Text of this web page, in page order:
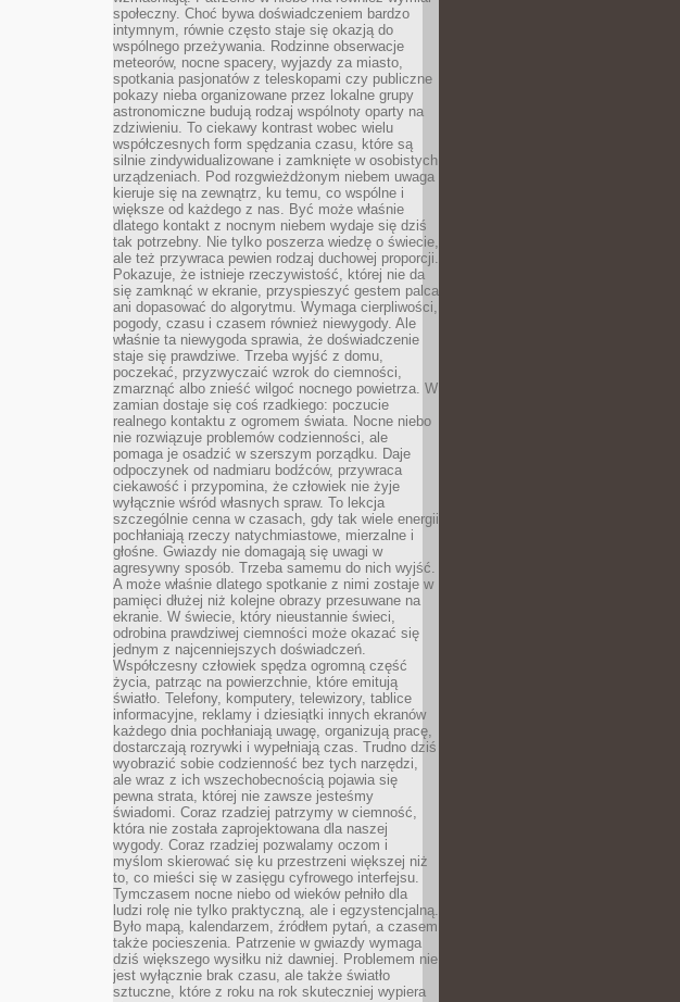
społeczny. Choć bywa doświadczeniem bardzo
intymnym, równie często staje się okazją do
wspólnego przeżywania. Rodzinne obserwacje
meteorów, nocne spacery, wyjazdy za miasto,
spotkania pasjonatów z teleskopami czy publiczne
pokazy nieba organizowane przez lokalne grupy
astronomiczne budują rodzaj wspólnoty oparty na
zdziwieniu. To ciekawy kontrast wobec wielu
współczesnych form spędzania czasu, które są
silnie zindywidualizowane i zamknięte w osobistych
urządzeniach. Pod rozgwieżdżonym niebem uwaga
kieruje się na zewnątrz, ku temu, co wspólne i
większe od każdego z nas. Być może właśnie
dlatego kontakt z nocnym niebem wydaje się dziś
tak potrzebny. Nie tylko poszerza wiedzę o świecie,
ale też przywraca pewien rodzaj duchowej proporcji.
Pokazuje, że istnieje rzeczywistość, której nie da
się zamknąć w ekranie, przyspieszyć gestem palca
ani dopasować do algorytmu. Wymaga cierpliwości,
pogody, czasu i czasem również niewygody. Ale
właśnie ta niewygoda sprawia, że doświadczenie
staje się prawdziwe. Trzeba wyjść z domu,
poczekać, przyzwyczaić wzrok do ciemności,
zmarznąć albo znieść wilgoć nocnego powietrza. W
zamian dostaje się coś rzadkiego: poczucie
realnego kontaktu z ogromem świata. Nocne niebo
nie rozwiązuje problemów codzienności, ale
pomaga je osadzić w szerszym porządku. Daje
odpoczynek od nadmiaru bodźców, przywraca
ciekawość i przypomina, że człowiek nie żyje
wyłącznie wśród własnych spraw. To lekcja
szczególnie cenna w czasach, gdy tak wiele energii
pochłaniają rzeczy natychmiastowe, mierzalne i
głośne. Gwiazdy nie domagają się uwagi w
agresywny sposób. Trzeba samemu do nich wyjść.
A może właśnie dlatego spotkanie z nimi zostaje w
pamięci dłużej niż kolejne obrazy przesuwane na
ekranie. W świecie, który nieustannie świeci,
odrobina prawdziwej ciemności może okazać się
jednym z najcenniejszych doświadczeń.
Współczesny człowiek spędza ogromną część
życia, patrząc na powierzchnie, które emitują
światło. Telefony, komputery, telewizory, tablice
informacyjne, reklamy i dziesiątki innych ekranów
każdego dnia pochłaniają uwagę, organizują pracę,
dostarczają rozrywki i wypełniają czas. Trudno dziś
wyobrazić sobie codzienność bez tych narzędzi,
ale wraz z ich wszechobecnością pojawia się
pewna strata, której nie zawsze jesteśmy
świadomi. Coraz rzadziej patrzymy w ciemność,
która nie została zaprojektowana dla naszej
wygody. Coraz rzadziej pozwalamy oczom i
myślom skierować się ku przestrzeni większej niż
to, co mieści się w zasięgu cyfrowego interfejsu.
Tymczasem nocne niebo od wieków pełniło dla
ludzi rolę nie tylko praktyczną, ale i egzystencjalną.
Było mapą, kalendarzem, źródłem pytań, a czasem
także pocieszenia. Patrzenie w gwiazdy wymaga
dziś większego wysiłku niż dawniej. Problemem nie
jest wyłącznie brak czasu, ale także światło
sztuczne, które z roku na rok skuteczniej wypiera